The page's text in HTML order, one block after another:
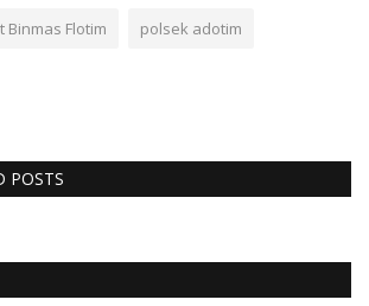
Binmas Flotim polsek adotim
POSTS